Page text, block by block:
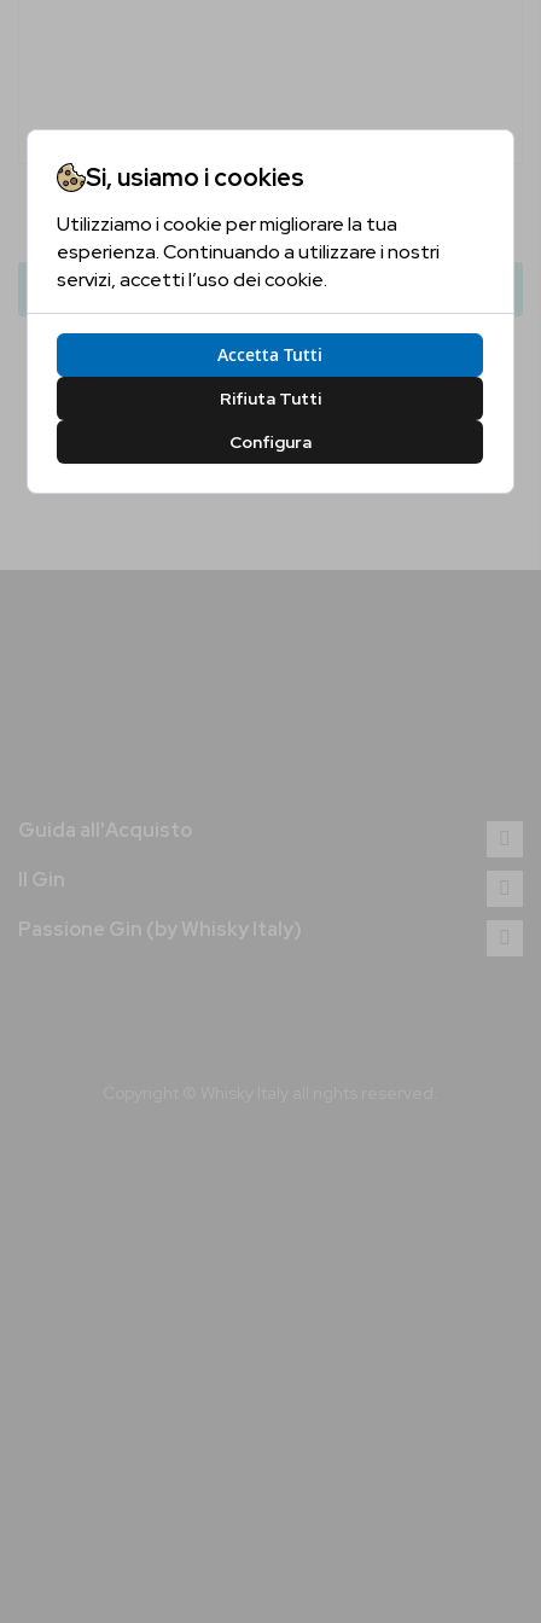
27,00 € 39,00 €
Aggiungi Al Carrello
Guida all'Acquisto
Il Gin
Passione Gin (by Whisky Italy)
Si, usiamo i cookies
Utilizziamo i cookie per migliorare la tua
esperienza. Continuando a utilizzare i nostri
servizi, accetti l’uso dei cookie.
Accetta Tutti
Rifiuta Tutti
Configura
Sei Maggiorenne?
Sì, Confermo No, Non Confermo